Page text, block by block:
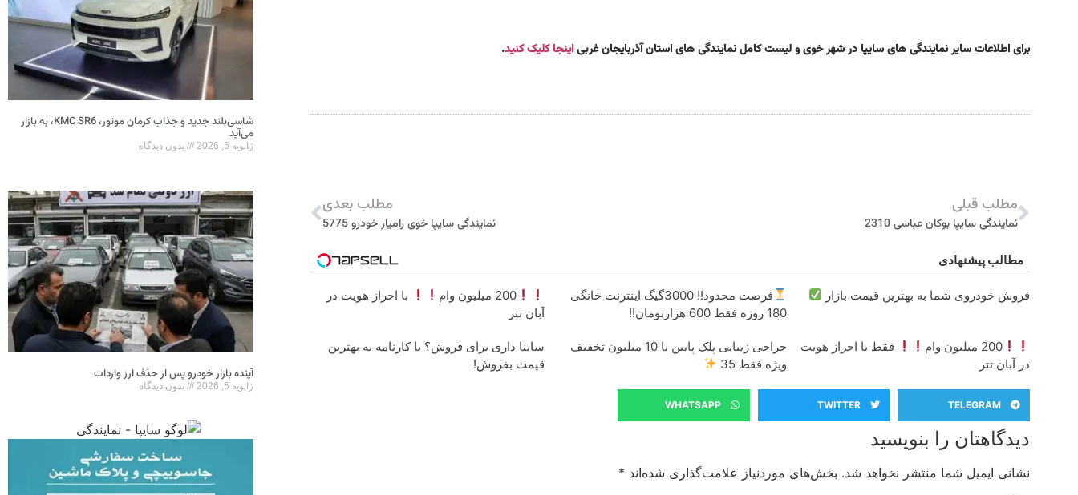
برای اطلاعات سایر نمایندگی های سایپا در شهر خوی و لیست کامل نمایندگی های استان آذربایجان غربیاینجا کلیک کنید.
مطلب قبلی
نمایندگی سایپا بوکان عباسی 2310
مطلب بعدی
نمایندگی سایپا خوی رامیار خودرو 5775
مطالب پیشنهادی
فروش خودروی شما به بهترین قیمت بازار
فرصت محدود!! 3000گیگ اینترنت خانگی
180 روزه فقط 600 هزارتومان!!
200 میلیون وام
با احراز هویت در
آبان تتر
200 میلیون وام
فقط با احراز هویت
در آبان تتر
جراحی زیبایی پلک پایین با 10 میلیون تخفیف
ویژه فقط 35
ساینا داری برای فروش؟ با کارنامه به بهترین
قیمت بفروش!
TELEGRAM
TWITTER
WHATSAPP
دیدگاهتان را بنویسید
نشانی ایمیل شما منتشر نخواهد شد. بخش‌های موردنیاز علامت‌گذاری شده‌اند *
شاسی‌بلند جدید و جذاب کرمان موتور، KMC SR6، به بازار
می‌آید
ژانویه 5, 2026 بدون دیدگاه
آینده بازار خودرو پس از حذف ارز واردات
ژانویه 5, 2026 بدون دیدگاه